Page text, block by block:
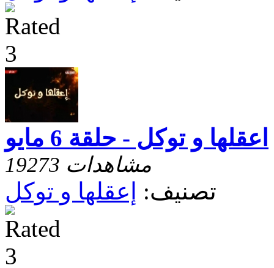
اعقلها و توكل - حلقة 6 مايو
19273 مشاهدات
تصنيف: إعقلها و توكل